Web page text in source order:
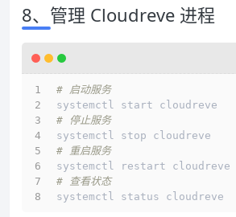
8、管理 Cloudreve 进程
# 启动服务
systemctl start cloudreve
# 停止服务
systemctl stop cloudreve
# 重启服务
systemctl restart cloudreve
# 查看状态
systemctl status cloudreve